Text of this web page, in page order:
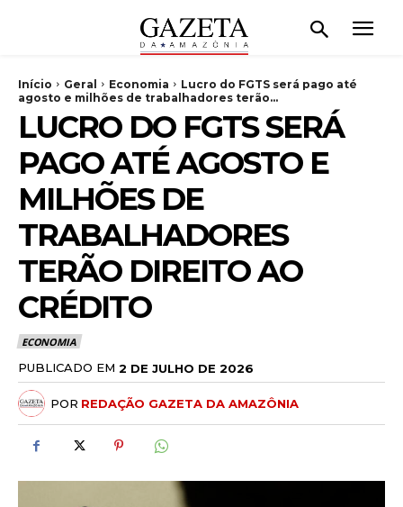
Início Geral Economia
Lucro do FGTS será pago até
agosto e milhões de trabalhadores terão...
LUCRO DO FGTS SERÁ
PAGO ATÉ AGOSTO E
MILHÕES DE
TRABALHADORES
TERÃO DIREITO AO
CRÉDITO
ECONOMIA
PUBLICADO EM 2 DE JULHO DE 2026
POR REDAÇÃO GAZETA DA AMAZÔNIA